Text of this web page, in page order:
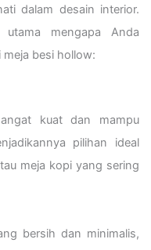
dalam desain interior.
utama mengapa Anda
besi hollow:
kuat dan mampu
pilihan ideal
meja kopi yang sering
bersih dan minimalis,